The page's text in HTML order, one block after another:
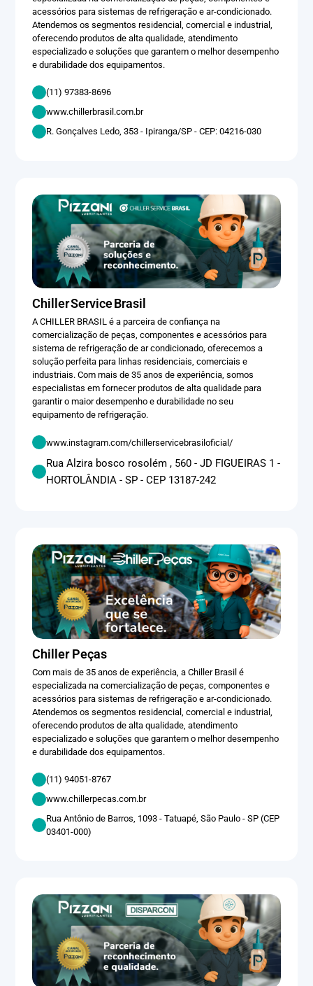
acessórios para sistemas de refrigeração e ar-condicionado.
Atendemos os segmentos residencial, comercial e industrial,
oferecendo produtos de alta qualidade, atendimento
especializado e soluções que garantem o melhor desempenho
e durabilidade dos equipamentos.
(11) 97383-8696
www.chillerbrasil.com.br
R. Gonçalves Ledo, 353 - Ipiranga/SP - CEP: 04216-030
Chiller Service Brasil
A CHILLER BRASIL é a parceira de confiança na
comercialização de peças, componentes e acessórios para
sistema de refrigeração de ar condicionado, oferecemos a
solução perfeita para linhas residenciais, comerciais e
industriais. Com mais de 35 anos de experiência, somos
especialistas em fornecer produtos de alta qualidade para
garantir o maior desempenho e durabilidade no seu
equipamento de refrigeração.
www.instagram.com/chillerservicebrasiloficial/
Rua Alzira bosco rosolém , 560 - JD FIGUEIRAS 1 -
HORTOLÂNDIA - SP - CEP 13187-242
Chiller Peças
Com mais de 35 anos de experiência, a Chiller Brasil é
especializada na comercialização de peças, componentes e
acessórios para sistemas de refrigeração e ar-condicionado.
Atendemos os segmentos residencial, comercial e industrial,
oferecendo produtos de alta qualidade, atendimento
especializado e soluções que garantem o melhor desempenho
e durabilidade dos equipamentos.
(11) 94051-8767
www.chillerpecas.com.br
Rua Antônio de Barros, 1093 - Tatuapé, São Paulo - SP (CEP
03401-000)